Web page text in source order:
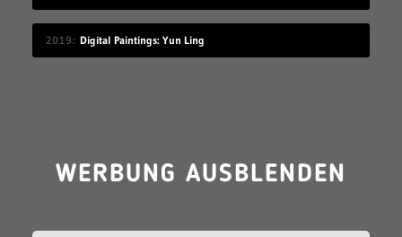
2019 Digital Paintings: Yun Ling
WERBUNG AUSBLENDEN